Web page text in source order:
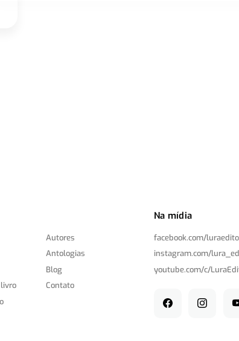
Autores
Antologias
Blog
Contato
Na mídia
facebook.com/
instagram.com/
youtube.com/c/